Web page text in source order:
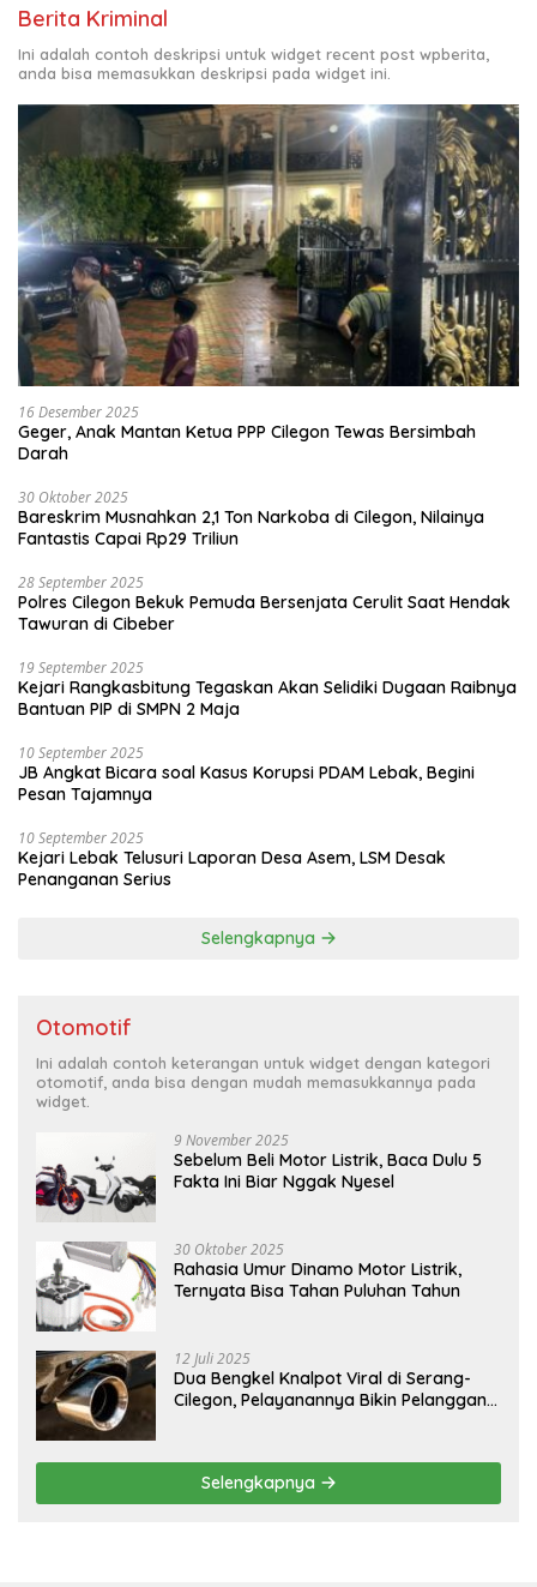
Berita Kriminal
Ini adalah contoh deskripsi untuk widget recent post wpberita,
anda bisa memasukkan deskripsi pada widget ini.
16 Desember 2025
Geger, Anak Mantan Ketua PPP Cilegon Tewas Bersimbah
Darah
30 Oktober 2025
Bareskrim Musnahkan 2,1 Ton Narkoba di Cilegon, Nilainya
Fantastis Capai Rp29 Triliun
28 September 2025
Polres Cilegon Bekuk Pemuda Bersenjata Cerulit Saat Hendak
Tawuran di Cibeber
19 September 2025
Kejari Rangkasbitung Tegaskan Akan Selidiki Dugaan Raibnya
Bantuan PIP di SMPN 2 Maja
10 September 2025
JB Angkat Bicara soal Kasus Korupsi PDAM Lebak, Begini
Pesan Tajamnya
10 September 2025
Kejari Lebak Telusuri Laporan Desa Asem, LSM Desak
Penanganan Serius
Selengkapnya
Otomotif
Ini adalah contoh keterangan untuk widget dengan kategori
otomotif, anda bisa dengan mudah memasukkannya pada
widget.
9 November 2025
Sebelum Beli Motor Listrik, Baca Dulu 5
Fakta Ini Biar Nggak Nyesel
30 Oktober 2025
Rahasia Umur Dinamo Motor Listrik,
Ternyata Bisa Tahan Puluhan Tahun
12 Juli 2025
Dua Bengkel Knalpot Viral di Serang-
Cilegon, Pelayanannya Bikin Pelanggan
Selengkapnya